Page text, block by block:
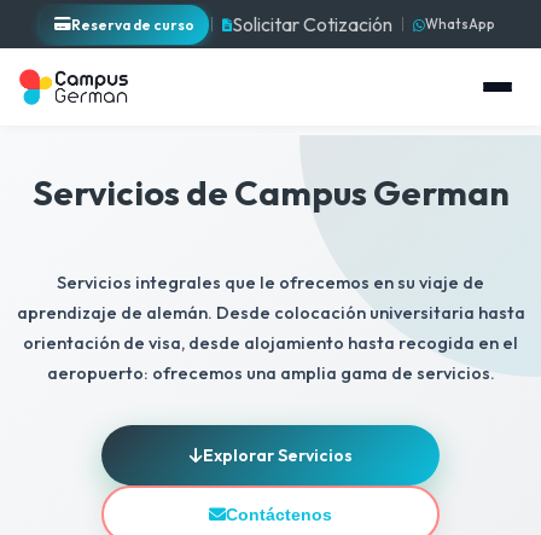
Reserva de curso Solicitar Cotización WhatsApp
Servicios de Campus German
Servicios integrales que le ofrecemos en su viaje de
aprendizaje de alemán. Desde colocación universitaria hasta
orientación de visa, desde alojamiento hasta recogida en el
aeropuerto: ofrecemos una amplia gama de servicios.
Explorar Servicios
Contáctenos